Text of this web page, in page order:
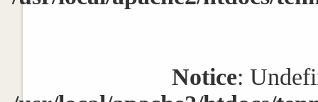
Notice: